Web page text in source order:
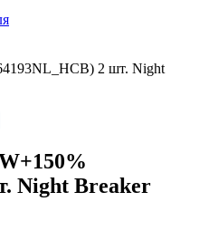
2 шт. Night
Night Breaker